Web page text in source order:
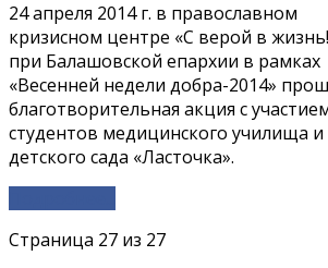
24 апреля 2014 г. в православном
кризисном центре «С верой в
при Балашовской епархии в рамках
«Весенней недели добра-2014»
благотворительная акция с
студентов медицинского училища и
детского сада «Ласточка».
Страница 27 из 27